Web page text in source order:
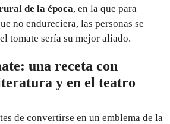
de la época, en la que para
no endureciera, las personas se
tomate sería su mejor aliado.
una receta con
y en el teatro
de convertirse en un emblema de la